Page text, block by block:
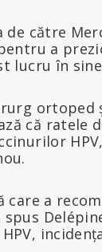
către
a
lucru în
că ratele
a